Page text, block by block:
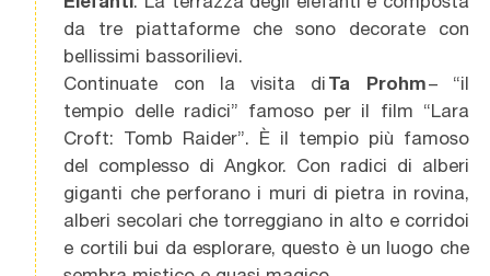
da tre piattaforme che sono decorate con
bellissimi bassorilievi.
Continuate con la visita di Ta Prohm– “il
tempio delle radici” famoso per il film “Lara
Croft: Tomb Raider”. È il tempio più famoso
del complesso di Angkor. Con radici di alberi
giganti che perforano i muri di pietra in rovina,
alberi secolari che torreggiano in alto e corridoi
e cortili bui da esplorare, questo è un luogo che